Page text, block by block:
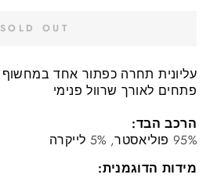
SOLD OUT
עליונית תחרה כפתור אחד במחשוף
פתחים לאורך שרוול פנימי
הרכב הבד:
95% פוליאסטר, 5% לייקרה
מידות הדוגמנית: